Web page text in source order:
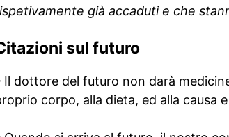
già accaduti e che
sul futuro
Il dottore del futuro non darà
corpo, alla dieta, ed alla causa